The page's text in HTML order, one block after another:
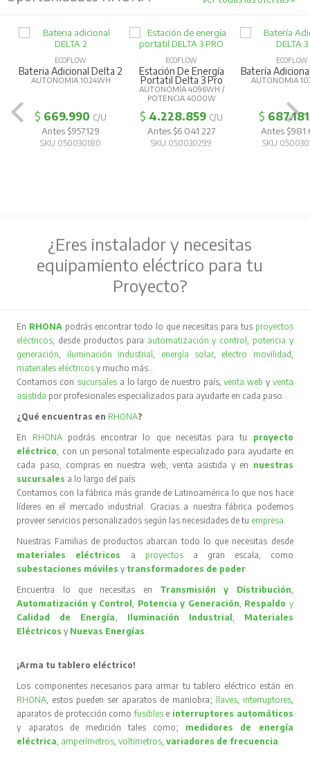
ECOFLOW
Bateria Adicional Delta 2
AUTONOMIA 1024WH
$ 669.990 C/U
Antes $957.129
SKU 050030180
ECOFLOW
Estación De Energía
Portatil Delta 3 Pro
AUTONOMÍA 4096WH /
POTENCIA 4000W
$ 4.228.859 C/U
Antes $6.041.227
SKU 050030299
ECOFLOW
Batería
AUTONOMIA
$ 687.181
Antes
SKU
¿Eres instalador y necesitas
equipamiento eléctrico para tu
Proyecto?
En RHONA podrás encontrar todo lo que necesitas para tus proyectos
eléctricos, desde productos para automatización y control, potencia y
generación, iluminación industrial, energía solar, electro movilidad,
materiales eléctricos y mucho más…
Contamos con sucursales a lo largo de nuestro país,venta web y venta
asistida por profesionales especializados para ayudarte en cada paso.
¿Qué encuentras en RHONA?
En RHONA podrás encontrar lo que necesitas para tu proyecto
eléctrico, con un personal totalmente especializado para ayudarte en
cada paso, compras en nuestra web, venta asistida y en nuestras
sucursales a lo largo del país.
Contamos con la fábrica más grande de Latinoamérica lo que nos hace
líderes en el mercado industrial. Gracias a nuestra fábrica podemos
proveer servicios personalizados según las necesidades de tu empresa.
Nuestras Familias de productos abarcan todo lo que necesitas desde
materiales eléctricos
a proyectos
a gran escala, como
subestaciones móvilesy transformadores de poder.
Encuentra lo que necesitas en Transmisión y Distribución,
Automatización y Control, Potencia y Generación, Respaldo y
Calidad de Energía, Iluminación Industrial , Materiales
Eléctricos y Nuevas Energías.
¡Arma tu tablero eléctrico!
Los componentes necesarios para armar tu tablero eléctrico están en
RHONA, estos pueden ser aparatos de maniobra; llaves, interruptores,
aparatos de protección comofusibles e interruptores automáticos
y aparatos de medición tales como; medidores de energía
eléctrica, amperímetros,voltímetros,variadores de frecuencia.